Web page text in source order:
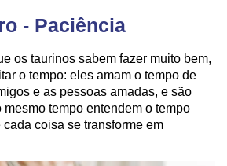
- Paciência
os taurinos sabem fazer muito bem,
o tempo: eles amam o tempo de
e as pessoas amadas, e são
mesmo tempo entendem o tempo
coisa se transforme em